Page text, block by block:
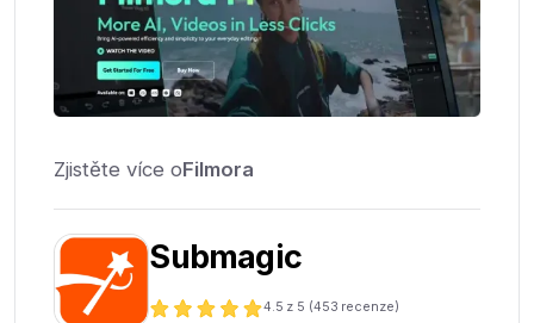
Zjistěte více oFilmora
Submagic
4.5 z 5 (453 recenze)